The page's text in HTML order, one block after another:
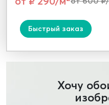
Быстрый заказ
Хочу